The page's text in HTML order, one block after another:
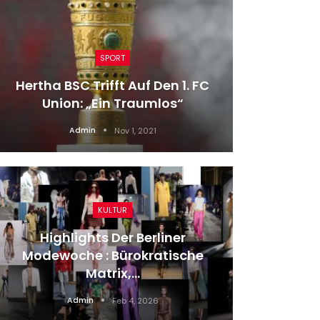
SPORT
Hertha BSC Trifft Auf Den 1. FC
Union: „Ein Traumlos“
Admin Nov 1, 2021
KULTUR
Highlights Der Berliner
Modewoche : Bürokratische
Matrix,…
Admin Feb 4, 2026